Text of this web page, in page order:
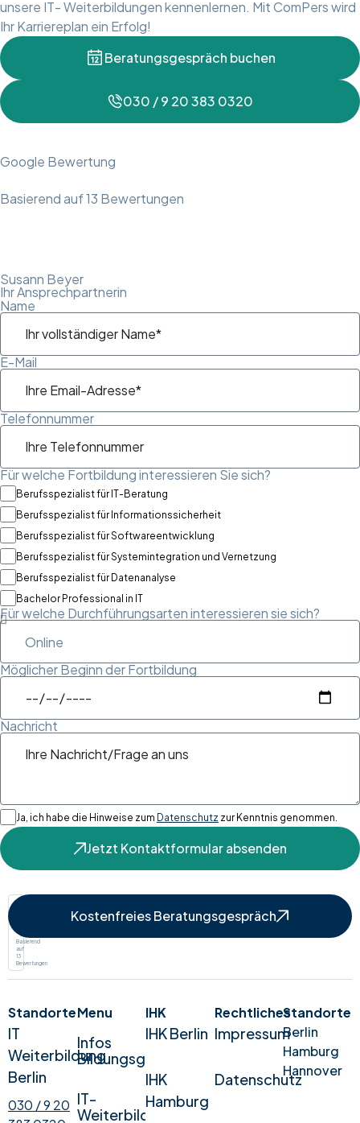
unsere IT- Weiterbildungen kennenlernen. Mit ComPers wird
Ihr Karriereplan ein Erfolg!
Beratungsgespräch buchen
030 / 9 20 383 0320
Google Bewertung
Basierend auf 13 Bewertungen
Susann Beyer
Ihr Ansprechpartnerin
Name
E-Mail
Telefonnummer
Für welche Fortbildung interessieren Sie sich?
Berufsspezialist für IT-Beratung
Berufsspezialist für Informationssicherheit
Berufsspezialist für Softwareentwicklung
Berufsspezialist für Systemintegration und Vernetzung
Berufsspezialist für Datenanalyse
Bachelor Professional in IT
Für welche Durchführungsarten interessieren sie sich?
Möglicher Beginn der Fortbildung
Nachricht
Ja, ich habe die Hinweise zum Datenschutz zur Kenntnis genommen.
Jetzt Kontaktformular absenden
Basierend
auf
13
Bewertungen
Kostenfreies Beratungsgespräch
Standorte
IT
Weiterbildung
Berlin
030 / 9 20
Menu
Infos
Bildungsgesetz
IT-
Weiterbildung
IHK
IHK Berlin
IHK
Hamburg
Rechtliches
Impressum
Datenschutz
Standorte
Berlin
Hamburg
Hannover